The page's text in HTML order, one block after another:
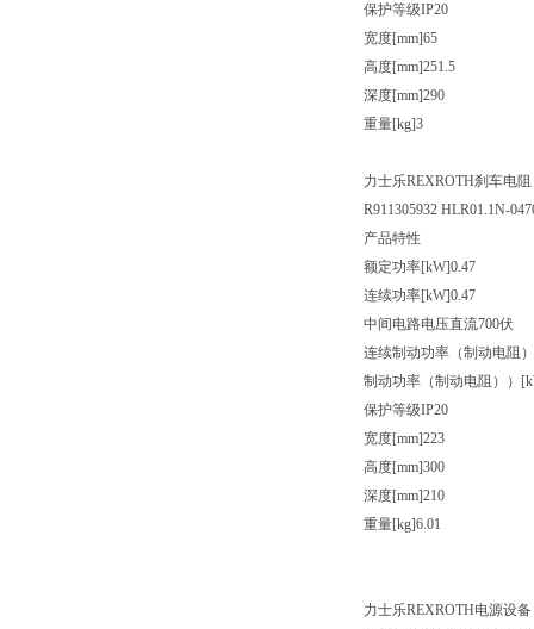
保护等级IP20
宽度[mm]65
高度[mm]251.5
深度[mm]290
重量[kg]3
力士乐REXROTH刹车电阻
R911305932 HLR01.1N-
产品特性
额定功率[kW]0.47
连续功率[kW]0.47
中间电路电压直流700伏
连续制动功率（制动电阻
制动功率（制动电阻））
保护等级IP20
宽度[mm]223
高度[mm]300
深度[mm]210
重量[kg]6.01
力士乐REXROTH电源设备